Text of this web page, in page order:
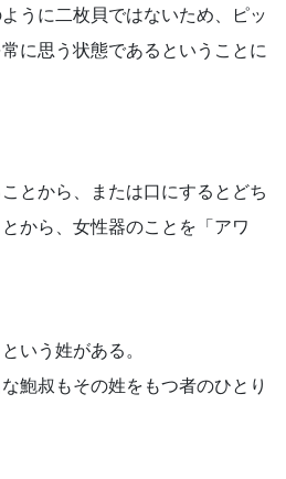
うに二枚貝ではないため、ピッ
に思う状態であるということに
とから、または口にするとどち
から、女性器のことを「アワ
いう姓がある。
鮑叔もその姓をもつ者のひとり